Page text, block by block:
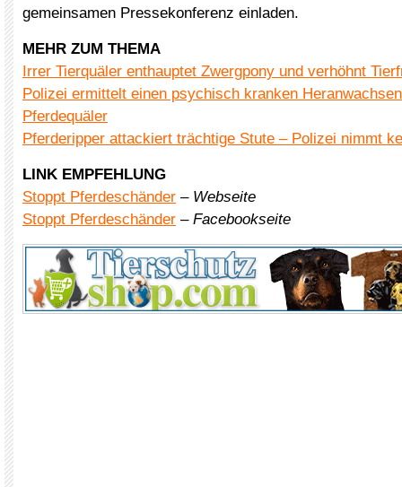
gemeinsamen Pressekonferenz einladen.
MEHR ZUM THEMA
Irrer Tierquäler enthauptet Zwergpony und verhöhnt
Polizei ermittelt einen psychisch kranken
Pferdequäler
Pferderipper attackiert trächtige Stute – Polizei nimmt
LINK EMPFEHLUNG
Stoppt Pferdeschänder – Webseite
Stoppt Pferdeschänder – Facebookseite